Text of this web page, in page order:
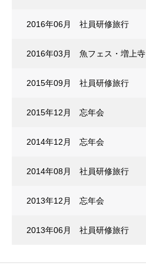
2016年06月 社員研修旅行
2016年03月 魚フェス・増上寺
2015年09月 社員研修旅行
2015年12月 忘年会
2014年12月 忘年会
2014年08月 社員研修旅行
2013年12月 忘年会
2013年06月 社員研修旅行